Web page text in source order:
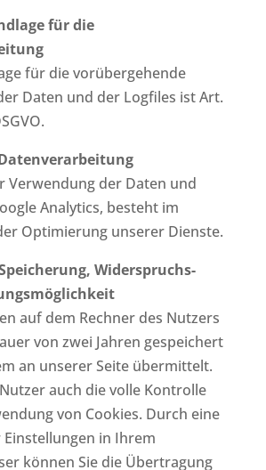
für die
für die vorübergehende
Daten und der Logfiles ist Art.
Verwendung der Daten und
Analytics, besteht im
Optimierung unserer Dienste.
Widerspruchs-
auf dem Rechner des Nutzers
von zwei Jahren gespeichert
an unserer Seite übermittelt.
auch die volle Kontrolle
von Cookies. Durch eine
in Ihrem
können Sie die Übertragung